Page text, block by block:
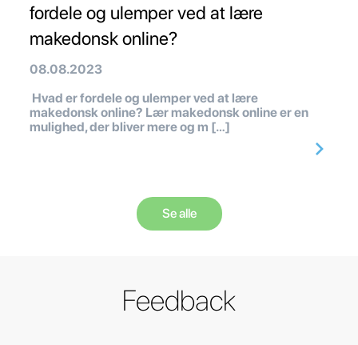
fordele og ulemper ved at lære
makedonsk online?
08.08.2023
Hvad er fordele og ulemper ved at lære
makedonsk online? Lær makedonsk online er en
mulighed, der bliver mere og m […]
Se alle
Feedback